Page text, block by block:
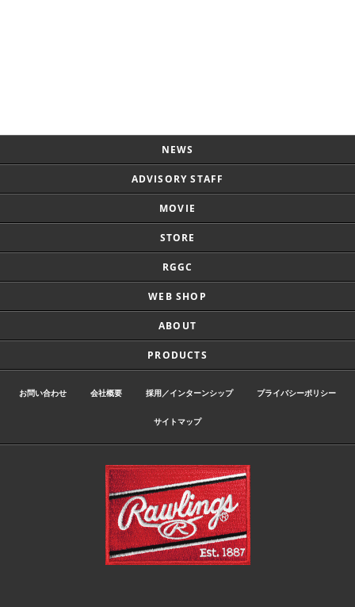
NEWS
ADVISORY STAFF
MOVIE
STORE
RGGC
WEB SHOP
ABOUT
PRODUCTS
お問い合わせ 会社概要 採用／インターンシップ プライバシーポリシー
サイトマップ